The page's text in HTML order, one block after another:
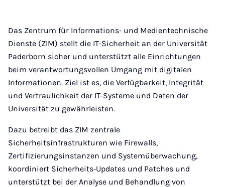
Das Zentrum für Informations‑ und Medientechnische
Dienste (ZIM) stellt die IT‑Sicherheit an der Universität
Paderborn sicher und unterstützt alle Einrichtungen
beim verantwortungsvollen Umgang mit digitalen
Informationen. Ziel ist es, die Verfügbarkeit, Integrität
und Vertraulichkeit der IT‑Systeme und Daten der
Universität zu gewährleisten.
Dazu betreibt das ZIM zentrale
Sicherheitsinfrastrukturen wie Firewalls,
Zertifizierungsinstanzen und Systemüberwachung,
koordiniert Sicherheits‑Updates und Patches und
unterstützt bei der Analyse und Behandlung von